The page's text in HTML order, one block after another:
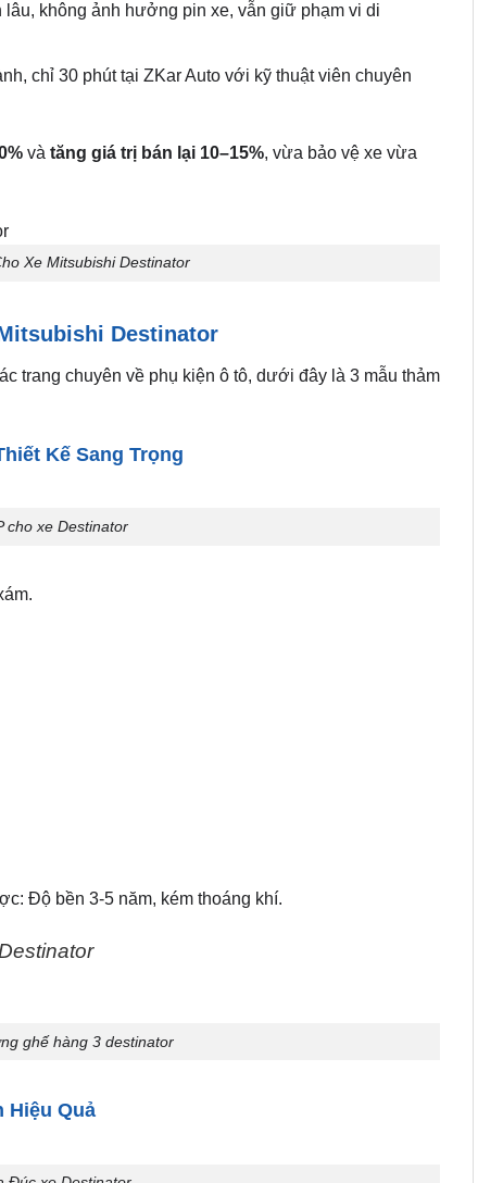
không ảnh hưởng pin xe, vẫn giữ phạm vi di
chỉ 30 phút tại ZKar Auto với kỹ thuật viên chuyên
và tăng giá trị bán lại 10–15%, vừa bảo vệ xe vừa
Xe Mitsubishi Destinator
Destinator
trang chuyên về phụ kiện ô tô, dưới đây là 3 mẫu thảm
Kế Sang Trọng
cho xe Destinator
Độ bền 3-5 năm, kém thoáng khí.
ghế hàng 3 destinator
Hiệu Quả